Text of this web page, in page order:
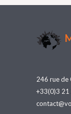
246 rue de
+33(0)3